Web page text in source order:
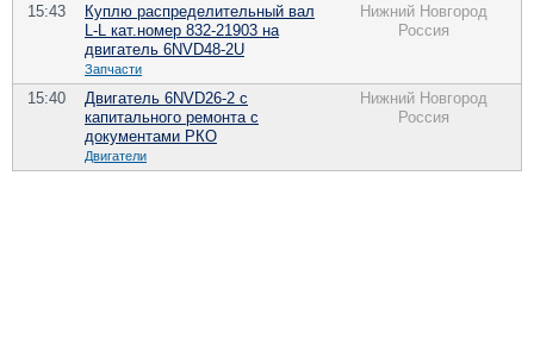
15:43
Куплю распределительный вал
L-L кат.номер 832-21903 на
двигатель 6NVD48-2U
Запчасти
Нижний Новгород
Россия
15:40
Двигатель 6NVD26-2 с
капитального ремонта с
документами РКО
Двигатели
Нижний Новгород
Россия